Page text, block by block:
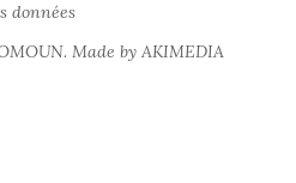
données
Made by AKIMEDIA